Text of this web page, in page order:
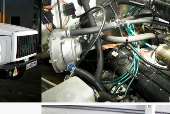
Газовый редуктор Longas Airod.